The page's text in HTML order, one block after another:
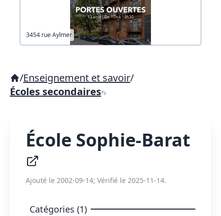
3454 rue Aylmer
/Enseignement et savoir/
Écoles secondaires
École Sophie-Barat
Ajouté le 2002-09-14; Vérifié le 2025-11-14.
Catégories (1)